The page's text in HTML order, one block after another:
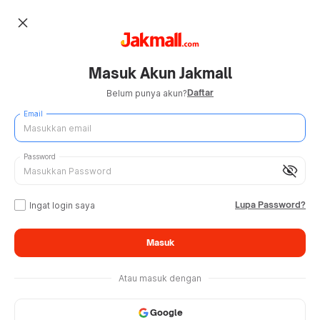
close
Masuk Akun Jakmall
Belum punya akun?Daftar
Email
visibility_off
Password
Ingat login saya Lupa Password?
Masuk
Atau masuk dengan
Google